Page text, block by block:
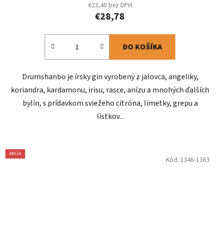
€23,40 bez DPH
€28,78
DO KOŠÍKA
Drumshanbo je írsky gin vyrobený z jalovca, angeliky,
koriandra, kardamonu, irisu, rasce, anízu a mnohých ďalších
bylín, s prídavkom sviežeho citróna, limetky, grepu a
lístkov...
AKCIA
Kód: 1346-1363